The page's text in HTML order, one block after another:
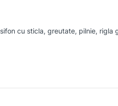
cu sticla, greutate, pilnie, rigla